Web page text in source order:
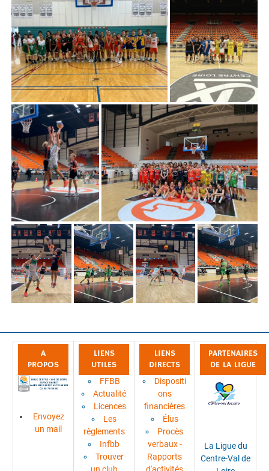
A
PROPOS
Envoyez
un mail
LIENS
UTILES
FFBB
Actualité
Licences
Les
règlements
Infbb
Trouver
un club
LIENS
DIRECTS
Dispositi
ons
financières
Élus
Procès
verbaux -
Rapports
d'activités
PARTENAIRES
DE LA LIGUE
La Ligue du
Centre-Val de